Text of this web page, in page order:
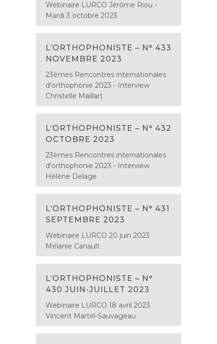
Webinaire LURCO Jérôme Riou -
Mardi 3 octobre 2023
L’ORTHOPHONISTE – N° 433
NOVEMBRE 2023
23èmes Rencontres internationales
d'orthophonie 2023 - Interview
Christelle Maillart
L’ORTHOPHONISTE – N° 432
OCTOBRE 2023
23èmes Rencontres internationales
d'orthophonie 2023 - Interview
Hélène Delage
L’ORTHOPHONISTE – N° 431
SEPTEMBRE 2023
Webinaire LURCO 20 juin 2023
Mélanie Canault
L’ORTHOPHONISTE – N°
430 JUIN-JUILLET 2023
Webinaire LURCO 18 avril 2023
Vincent Martel-Sauvageau